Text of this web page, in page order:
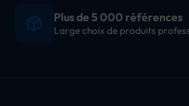
Plus de 5 000 références
Large choix de produits